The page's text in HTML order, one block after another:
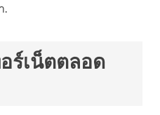
.
ร์เน็ตตลอด